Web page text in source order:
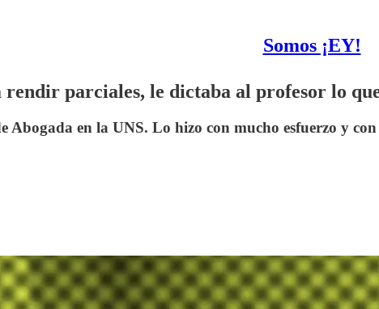
Somos ¡EY!
rendir parciales, le dictaba al profesor lo
Abogada en la UNS. Lo hizo con mucho esfuerzo y